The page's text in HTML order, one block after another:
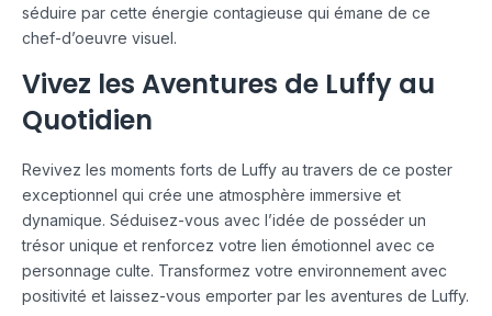
séduire par cette énergie contagieuse qui émane de ce
chef-d’oeuvre visuel.
Vivez les Aventures de Luffy au
Quotidien
Revivez les moments forts de Luffy au travers de ce poster
exceptionnel qui crée une atmosphère immersive et
dynamique. Séduisez-vous avec l’idée de posséder un
trésor unique et renforcez votre lien émotionnel avec ce
personnage culte. Transformez votre environnement avec
positivité et laissez-vous emporter par les aventures de Luffy.